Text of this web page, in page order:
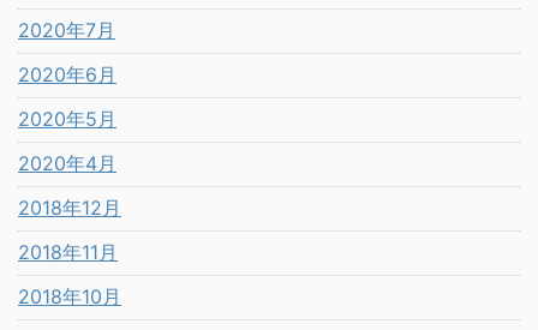
2020年7月
2020年6月
2020年5月
2020年4月
2018年12月
2018年11月
2018年10月